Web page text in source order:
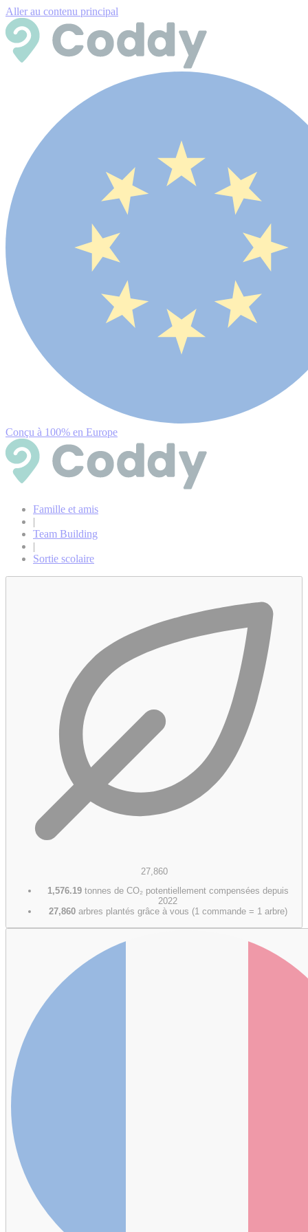
Aller au contenu principal
Conçu à 100% en Europe
Famille et amis
|
Team Building
|
Sortie scolaire
27,860
1,576.19tonnes de CO₂ potentiellement compensées depuis
2022
27,860 arbres plantés grâce à vous (1 commande = 1 arbre)